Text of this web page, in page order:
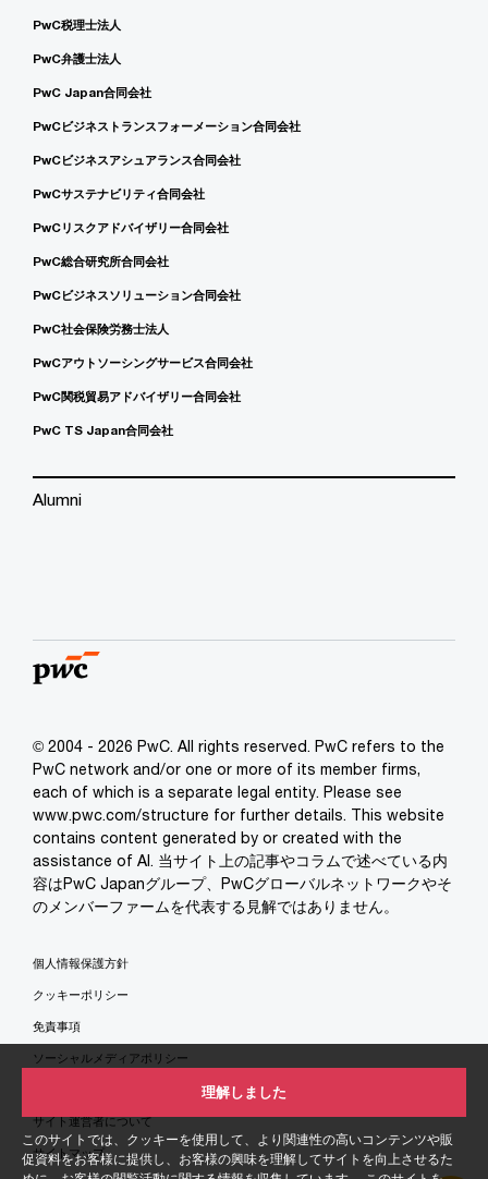
このサイトでは、クッキーを使用して、より関連性の高いコンテンツや販
促資料をお客様に提供し、お客様の興味を理解してサイトを向上させるた
理解しました
PwC税理士法人
PwC弁護士法人
PwC Japan合同会社
PwCビジネストランスフォーメーション合同会社
PwCビジネスアシュアランス合同会社
PwCサステナビリティ合同会社
PwCリスクアドバイザリー合同会社
PwC総合研究所合同会社
PwCビジネスソリューション合同会社
PwC社会保険労務士法人
PwCアウトソーシングサービス合同会社
PwC関税貿易アドバイザリー合同会社
PwC TS Japan合同会社
Alumni
© 2004 - 2026 PwC. All rights reserved. PwC refers to the
PwC network and/or one or more of its member firms,
each of which is a separate legal entity. Please see
www.pwc.com/structure for further details. This website
contains content generated by or created with the
assistance of AI. 当サイト上の記事やコラムで述べている内
容はPwC Japanグループ、PwCグローバルネットワークやそ
のメンバーファームを代表する見解ではありません。
個人情報保護方針
クッキーポリシー
免責事項
ソーシャルメディアポリシー
サイト運営者について
サイトマップ